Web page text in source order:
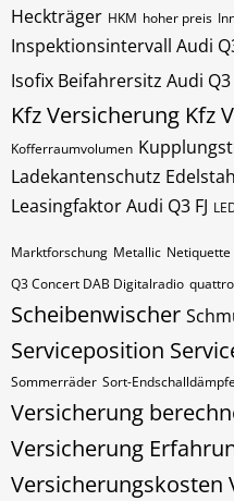
Heckträger HKM hoher preis
Inspektionsintervall Audi
Isofix Beifahrersitz Audi Q3
Kfz Versicherung Kfz
Kofferraumvolumen
Ladekantenschutz
Leasingfaktor Audi Q3 FJ
Marktforschung Metallic Netiquette
Q3 Concert DAB Digitalradio
Scheibenwischer
Serviceposition
Sommerräder Sort-
Versicherung
Versicherung
Versicherungskosten